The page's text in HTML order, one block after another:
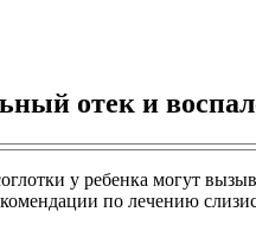
отек и
у ребенка могут
по лечению